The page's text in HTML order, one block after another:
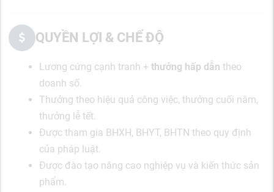
QUYỀN LỢI & CHẾ ĐỘ
Lương cứng cạnh tranh + thưởng hấp dẫn theo
doanh số.
Thưởng theo hiệu quả công việc, thưởng cuối năm,
thưởng lễ tết.
Được tham gia BHXH, BHYT, BHTN theo quy định
của pháp luật.
Được đào tạo nâng cao nghiệp vụ và kiến thức sản
phẩm.